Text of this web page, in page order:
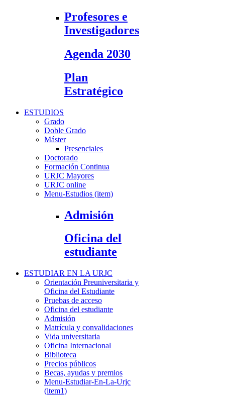
Profesores e
Investigadores
Agenda 2030
Plan
Estratégico
ESTUDIOS
Grado
Doble Grado
Máster
Presenciales
Doctorado
Formación Continua
URJC Mayores
URJC online
Menu-Estudios (item)
Admisión
Oficina del
estudiante
ESTUDIAR EN LA URJC
Orientación Preuniversitaria y
Oficina del Estudiante
Pruebas de acceso
Oficina del estudiante
Admisión
Matrícula y convalidaciones
Vida universitaria
Oficina Internacional
Biblioteca
Precios públicos
Becas, ayudas y premios
Menu-Estudiar-En-La-Urjc
(item1)